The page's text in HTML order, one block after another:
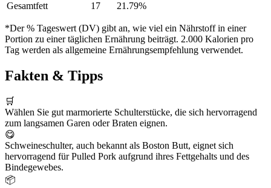
Gesamtfett
17 21.79%
*Der % Tageswert (DV) gibt an, wie viel ein Nährstoff in einer
Portion zu einer täglichen Ernährung beiträgt. 2.000 Kalorien pro
Tag werden als allgemeine Ernährungsempfehlung verwendet.
Fakten & Tipps
🛒
Wählen Sie gut marmorierte Schulterstücke, die sich hervorragend
zum langsamen Garen oder Braten eignen.
😋
Schweineschulter, auch bekannt als Boston Butt, eignet sich
hervorragend für Pulled Pork aufgrund ihres Fettgehalts und des
Bindegewebes.
📦